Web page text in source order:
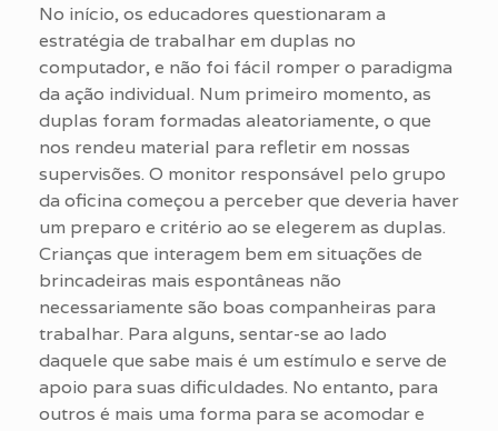
No início, os educadores questionaram a
estratégia de trabalhar em duplas no
computador, e não foi fácil romper o paradigma
da ação individual. Num primeiro momento, as
duplas foram formadas aleatoriamente, o que
nos rendeu material para refletir em nossas
supervisões. O monitor responsável pelo grupo
da oficina começou a perceber que deveria haver
um preparo e critério ao se elegerem as duplas.
Crianças que interagem bem em situações de
brincadeiras mais espontâneas não
necessariamente são boas companheiras para
trabalhar. Para alguns, sentar-se ao lado
daquele que sabe mais é um estímulo e serve de
apoio para suas dificuldades. No entanto, para
outros é mais uma forma para se acomodar e